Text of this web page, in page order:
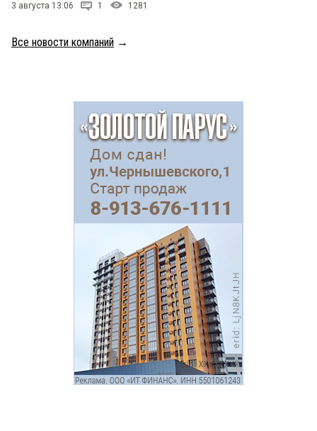
3 августа 13:06 1 1281
Все новости компаний →